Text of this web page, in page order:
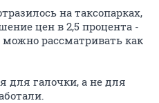
на таксопарках,
цен в 2,5 процента -
можно рассматривать как
для галочки, а не для